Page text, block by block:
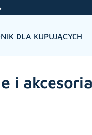
DLA KUPUJĄCYCH
i akcesoria